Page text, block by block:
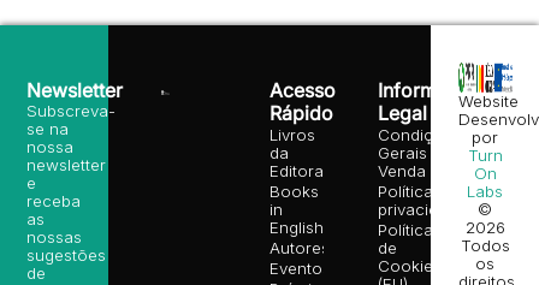
Acesso
Rápido
Livros
da
Editora
Books
in
English
Autores
Eventos
Informação
Legal
Condições
Gerais de
Venda
Política de
privacidade
Política
de
Cookies
Newsletter
Subscreva-
se na
nossa
newsletter
e
receba
as
nossas
sugestões
de
Website
por
Turn
On
Labs
©
2026
Todos
os